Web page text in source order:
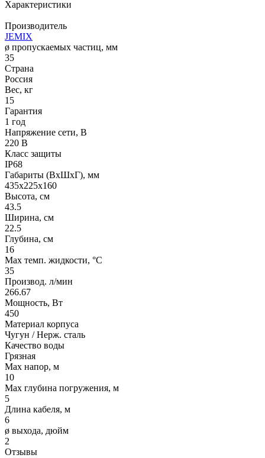
Характеристики
Производитель
JEMIX
ø пропускаемых частиц, мм
35
Страна
Россия
Вес, кг
15
Гарантия
1 год
Напряжение сети, В
220 В
Класс защиты
IP68
Габариты (ВхШхГ), мм
435x225x160
Высота, см
43.5
Ширина, см
22.5
Глубина, см
16
Max темп. жидкости, °С
35
Производ. л/мин
266.67
Мощность, Вт
450
Материал корпуса
Чугун / Нерж. сталь
Качество воды
Грязная
Max напор, м
10
Max глубина погружения, м
5
Длина кабеля, м
6
ø выхода, дюйм
2
Отзывы